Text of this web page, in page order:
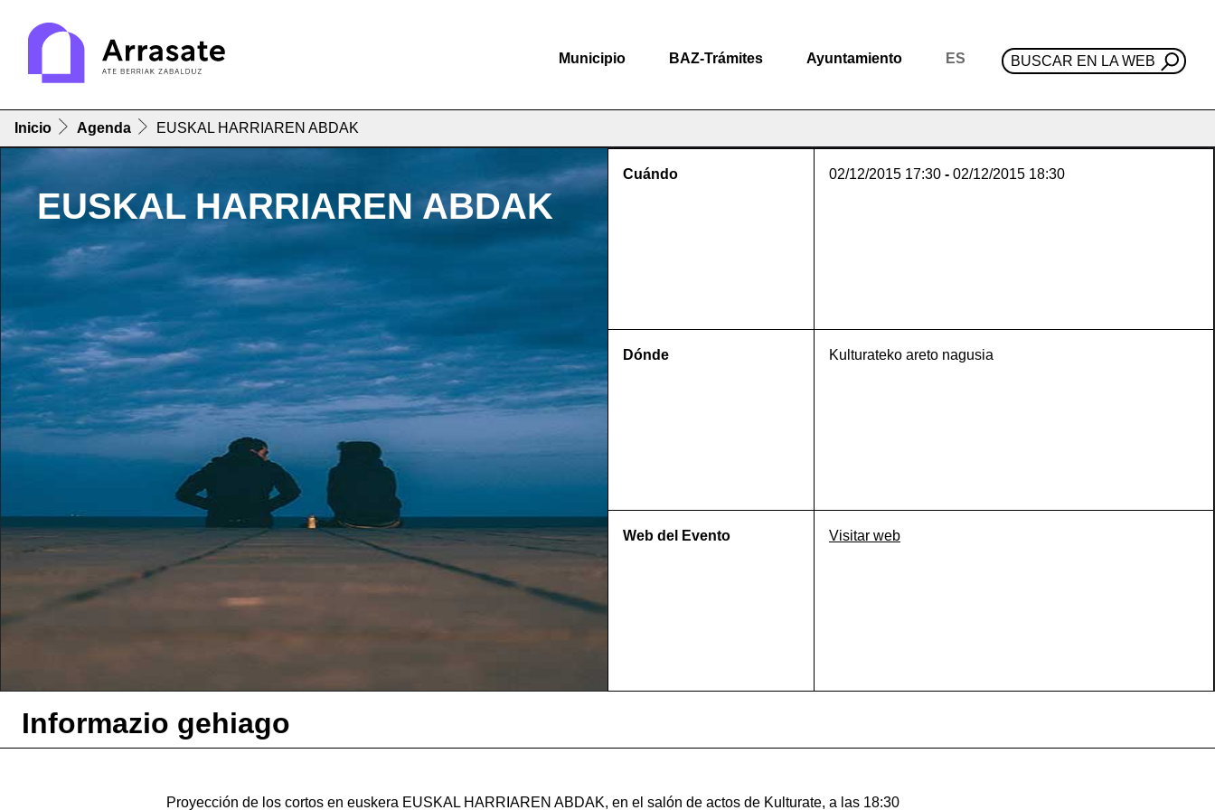
Municipio BAZ-Trámites Ayuntamiento ES BUSCAR EN LA WEB
Inicio Agenda EUSKAL HARRIAREN ABDAK
EUSKAL HARRIAREN ABDAK
Cuándo 02/12/2015 17:30 - 02/12/2015 18:30
Dónde Kulturateko areto nagusia
Web del Evento Visitar web
Informazio gehiago
Proyección de los cortos en euskera EUSKAL HARRIAREN ABDAK, en el salón de actos de Kulturate, a las 18:30